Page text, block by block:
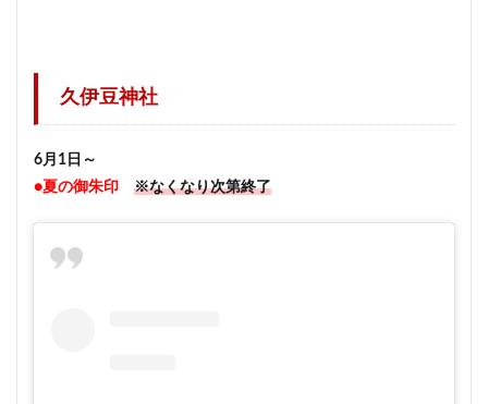
久伊豆神社
6月1日～
●夏の御朱印
※なくなり次第終了